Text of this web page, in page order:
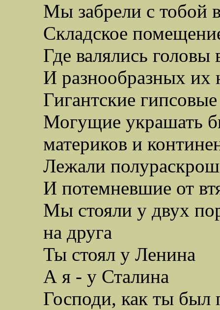
Мы забрели с тобой
Складское
Где валялись
И разнообразных их
Гигантские
Могущие украшать
материков и
Лежали
И потемневшие от
Мы стояли у двух
на друга
Ты стоял у Ленина
А я - у Сталина
Господи, как ты был